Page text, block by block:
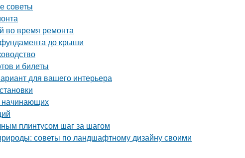
советы
во время ремонта
фундамента до крыши
и билеты
для вашего интерьера
начинающих
плинтусом шаг за шагом
советы по ландшафтному дизайну своими